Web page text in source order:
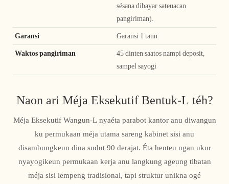
sésana dibayar sateuacan
pangiriman).
Garansi Garansi 1 taun
Waktos pangiriman
45 dinten saatos nampi deposit,
sampel sayogi
Naon ari Méja Eksekutif Bentuk-L téh?
Méja Eksekutif Wangun-L nyaéta parabot kantor anu diwangun
ku permukaan méja utama sareng kabinet sisi anu
disambungkeun dina sudut 90 derajat. Éta henteu ngan ukur
nyayogikeun permukaan kerja anu langkung ageung tibatan
méja sisi lempeng tradisional, tapi struktur unikna ogé